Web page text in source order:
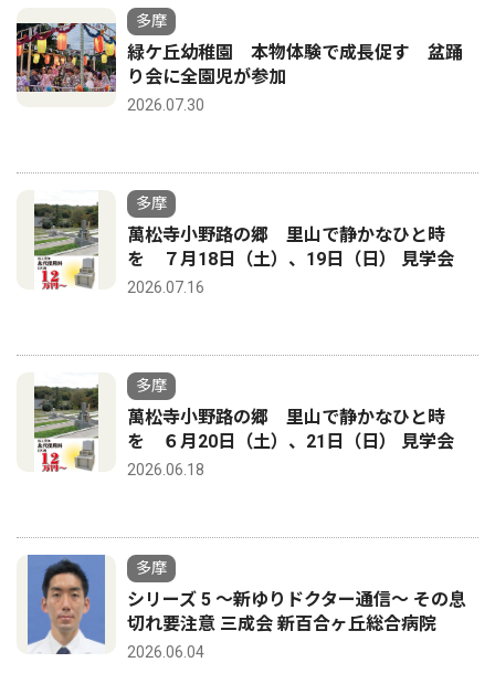
多摩
緑ケ丘幼稚園 本物体験で成長促す 盆踊
り会に全園児が参加
2026.07.30
多摩
萬松寺小野路の郷 里山で静かなひと時
を ７月18日（土）、19日（日） 見学会
2026.07.16
多摩
萬松寺小野路の郷 里山で静かなひと時
を ６月20日（土）、21日（日） 見学会
2026.06.18
多摩
シリーズ 5 〜新ゆりドクター通信〜 その息
切れ要注意 三成会 新百合ヶ丘総合病院
2026.06.04